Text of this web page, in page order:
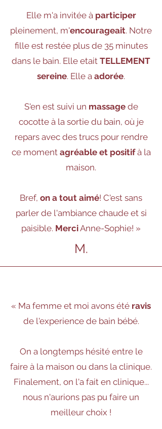
Elle m'a invitée à participer
pleinement, m'encourageait. Notre
fille est restée plus de 35 minutes
dans le bain. Elle etait TELLEMENT
sereine. Elle a adorée.
S'en est suivi un massagede
cocotte à la sortie du bain, où je
repars avec des trucs pour rendre
ce moment agréable et positifà la
maison.
Bref, on a tout aimé! C'est sans
parler de l'ambiance chaude et si
paisible. MerciAnne-Sophie! »
M.
« Ma femme et moi avons été ravis
de l'experience de bain bébé.
On a longtemps hésité entre le
faire à la maison ou dans la clinique.
Finalement, on l'a fait en clinique...
nous n'aurions pas pu faire un
meilleur choix !